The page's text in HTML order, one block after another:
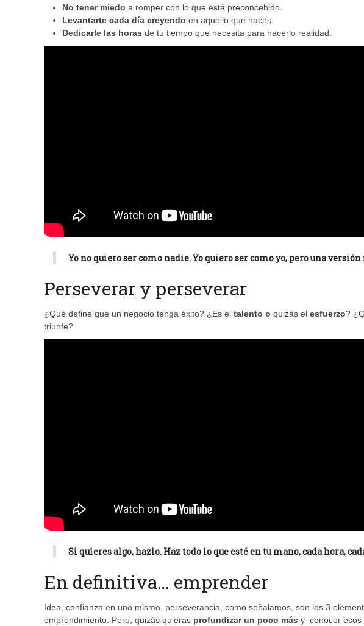
No tener miedo a romper con lo que está preconcebido.
Levantarte cada día creyendo en aquello que haces.
Dedicarle las horas de tu tiempo que necesita para hacerlo realidad.
Yo no quiero ser como nadie. Yo quiero ser como yo, pero una
Perseverar y perseverar
¿Qué define que un negocio tenga éxito? ¿Es el talento o quizás el esfuerzo?
triunfe?
Si quieres algo, hazlo. Haz todo lo que esté en tu mano, cada hora,
En definitiva… emprender
Idea, confianza en uno mismo, perseverancia, como señalamos, son los 3
emprendimiento. Pero, quizás quieras profundizar un poco más y conocer esos